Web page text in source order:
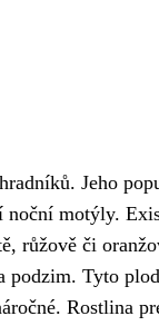
Jeho
noční motýly.
růžově či
Tyto
Rostlina